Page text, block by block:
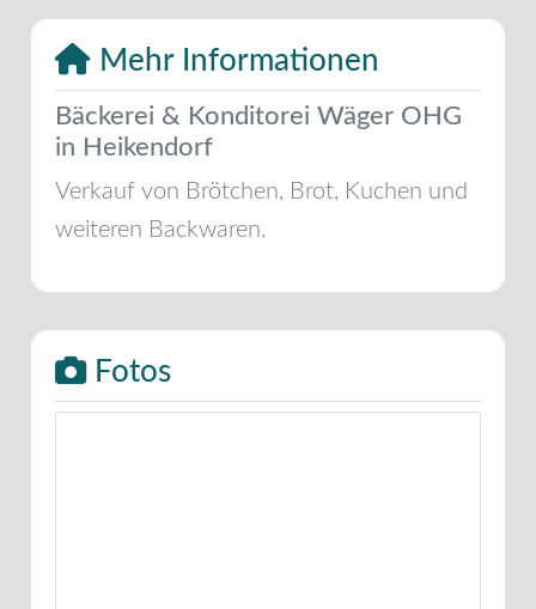
Mehr Informationen
Bäckerei & Konditorei Wäger OHG
in Heikendorf
Verkauf von Brötchen, Brot, Kuchen und
weiteren Backwaren.
Fotos